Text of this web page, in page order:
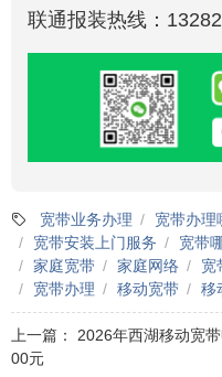
联通报装热线：
宽带业务办理 宽带办理
宽带安装上门服务
宽带
家庭宽带
家庭网络 宽
宽带办理
移动宽带 移
上一篇： 2026年西湖移动宽
00元